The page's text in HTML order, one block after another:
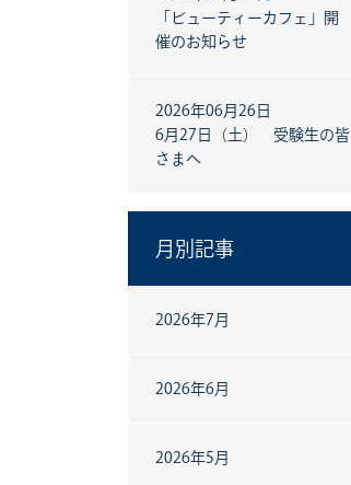
「ビューティーカフェ」開
催のお知らせ
2026年06月26日
6月27日（土） 受験生の皆
さまへ
月別記事
2026年7月
2026年6月
2026年5月